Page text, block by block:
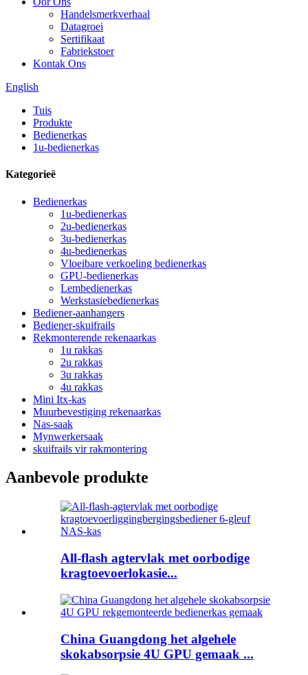
Handelsmerkverhaal
Datagroei
Sertifikaat
Fabriekstoer
Kontak Ons
English
Tuis
Produkte
Bedienerkas
1u-bedienerkas
Kategorieë
Bedienerkas
1u-bedienerkas
2u-bedienerkas
3u-bedienerkas
4u-bedienerkas
Vloeibare verkoeling bedienerkas
GPU-bedienerkas
Lembedienerkas
Werkstasiebedienerkas
Bediener-aanhangers
Bediener-skuifrails
Rekmonterende rekenaarkas
1u rakkas
2u rakkas
3u rakkas
4u rakkas
Mini Itx-kas
Muurbevestiging rekenaarkas
Nas-saak
Mynwerkersaak
skuifrails vir rakmontering
Aanbevole produkte
All-flash agtervlak met oorbodige
kragtoevoerlokasie...
China Guangdong het algehele
skokabsorpsie 4U GPU gemaak ...